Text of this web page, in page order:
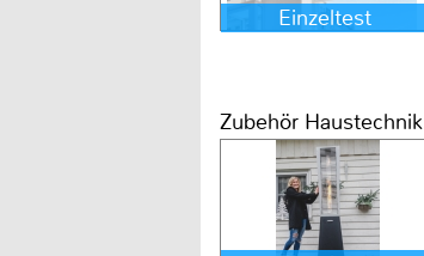
Einzeltest
Zubehör Haustechnik